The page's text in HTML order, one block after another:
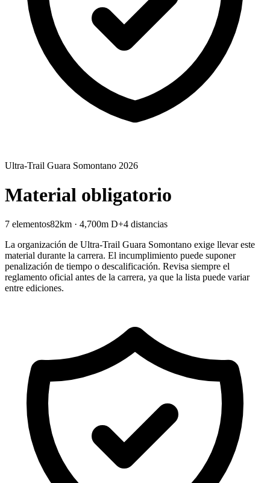
Ultra-Trail Guara Somontano 2026
Material obligatorio
7 elementos82km · 4,700m D+4 distancias
La organización de Ultra-Trail Guara Somontano exige llevar este
material durante la carrera. El incumplimiento puede suponer
penalización de tiempo o descalificación. Revisa siempre el
reglamento oficial antes de la carrera, ya que la lista puede variar
entre ediciones.